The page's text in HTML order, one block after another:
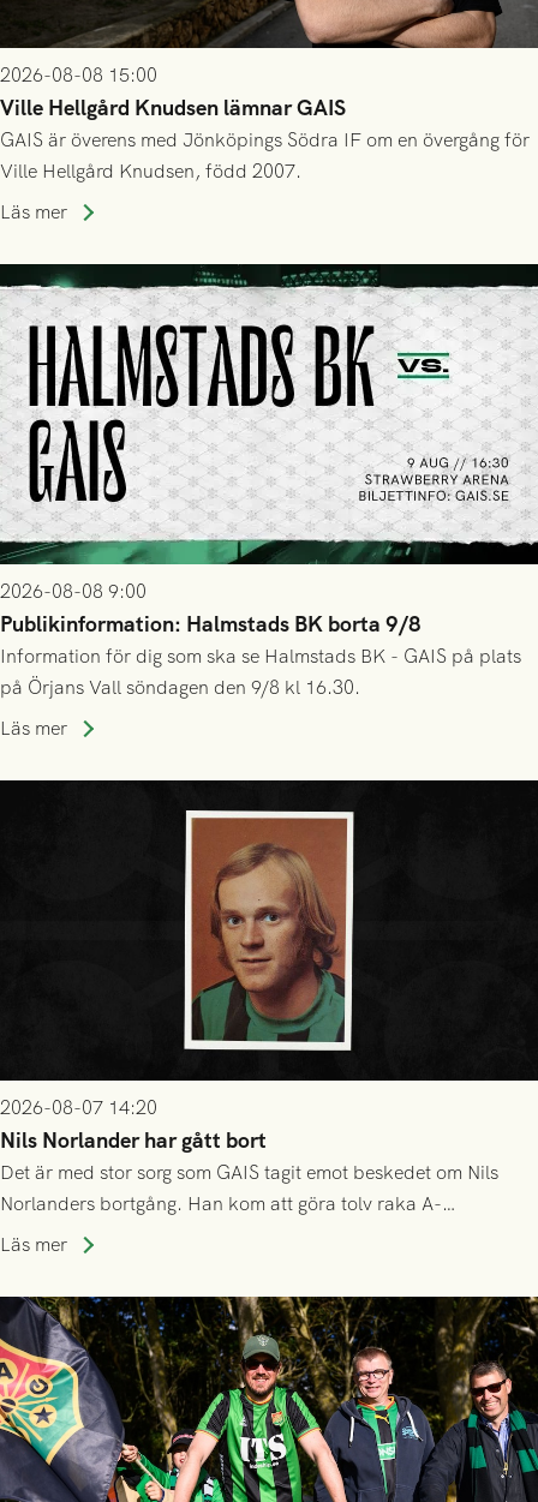
2026-08-08 15:00
Ville Hellgård Knudsen lämnar GAIS
GAIS är överens med Jönköpings Södra IF om en övergång för
Ville Hellgård Knudsen, född 2007.
Läs mer
2026-08-08 9:00
Publikinformation: Halmstads BK borta 9/8
Information för dig som ska se Halmstads BK - GAIS på plats
på Örjans Vall söndagen den 9/8 kl 16.30.
Läs mer
2026-08-07 14:20
Nils Norlander har gått bort
Det är med stor sorg som GAIS tagit emot beskedet om Nils
Norlanders bortgång. Han kom att göra tolv raka A-
lagssäsonger i Grönsvart och är en av få spelare som i GAIS
Läs mer